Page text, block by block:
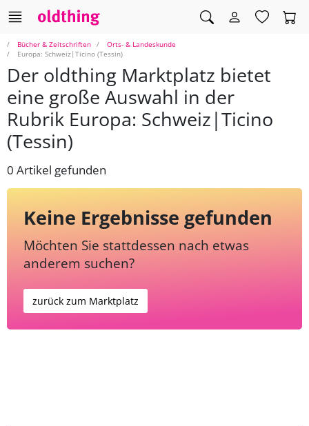
Bücher & Zeitschriften
Orts- & Landeskunde
Europa: Schweiz|Ticino (Tessin)
Der oldthing Marktplatz bietet
eine große Auswahl in der
Rubrik Europa: Schweiz|Ticino
(Tessin)
0 Artikel gefunden
Keine Ergebnisse gefunden
Möchten Sie stattdessen nach etwas
anderem suchen?
zurück zum Marktplatz